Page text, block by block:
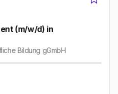
(m/w/d) in
Bildung gGmbH